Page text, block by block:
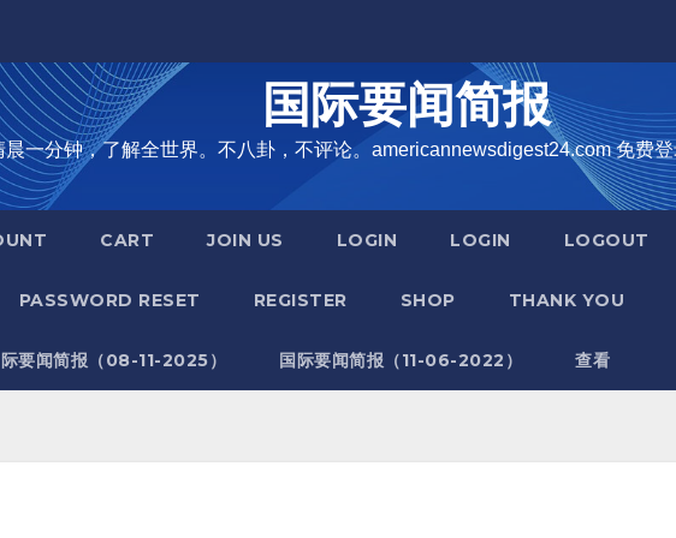
国际要闻简报
晨一分钟，了解全世界。不八卦，不评论。americannewsdigest24.com 免费
CART JOIN US LOGIN LOGIN LOGOUT
PASSWORD RESET REGISTER SHOP THANK YOU
要闻简报（08-11-2025） 国际要闻简报（11-06-2022） 查看